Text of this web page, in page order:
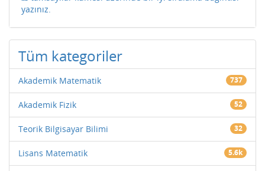
yazınız.
Tüm kategoriler
Akademik Matematik 737
Akademik Fizik 52
Teorik Bilgisayar Bilimi 32
Lisans Matematik 5.6k